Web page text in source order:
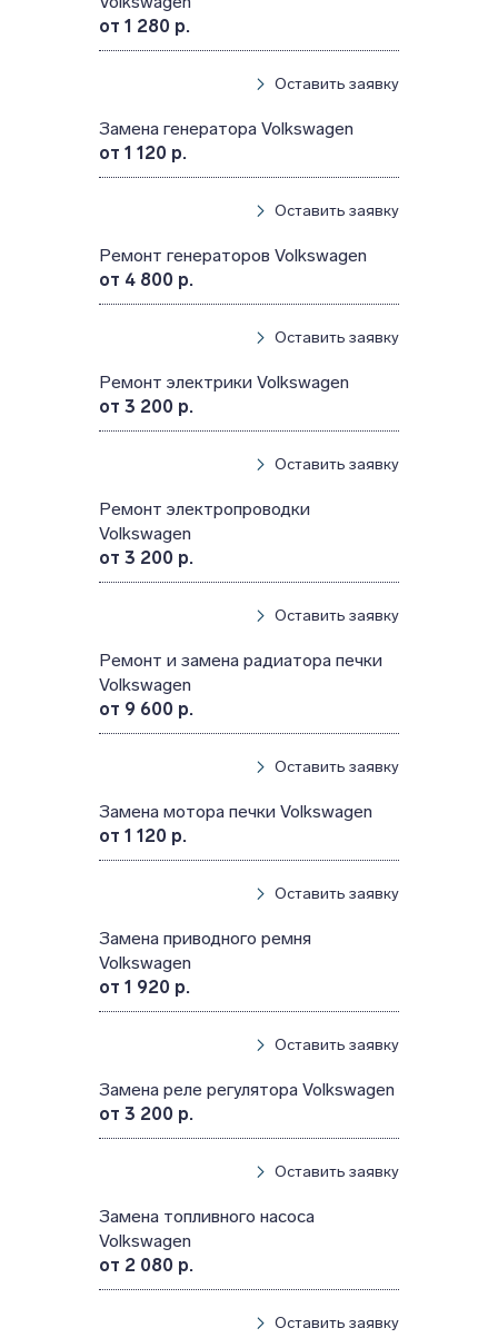
от 1 280 р.
Оставить заявку
Замена генератора Volkswagen
от 1 120 р.
Оставить заявку
Ремонт генераторов Volkswagen
от 4 800 р.
Оставить заявку
Ремонт электрики Volkswagen
от 3 200 р.
Оставить заявку
Ремонт электропроводки
Volkswagen
от 3 200 р.
Оставить заявку
Ремонт и замена радиатора печки
Volkswagen
от 9 600 р.
Оставить заявку
Замена мотора печки Volkswagen
от 1 120 р.
Оставить заявку
Замена приводного ремня
Volkswagen
от 1 920 р.
Оставить заявку
Замена реле регулятора Volkswagen
от 3 200 р.
Оставить заявку
Замена топливного насоса
Volkswagen
от 2 080 р.
Оставить заявку